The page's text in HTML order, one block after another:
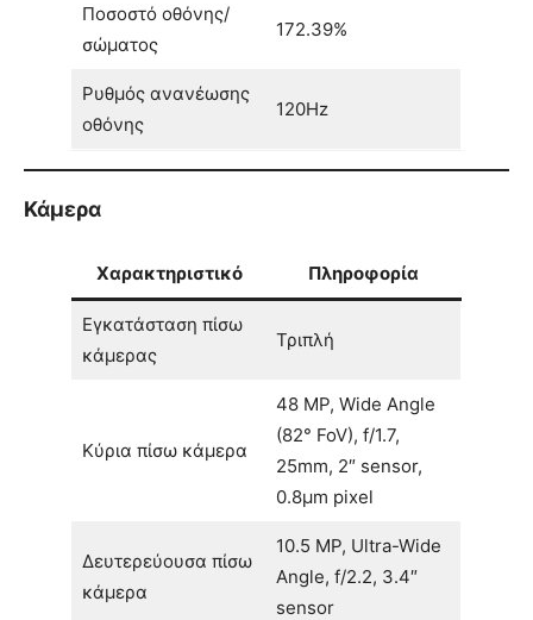
Ποσοστό οθόνης/
σώματος
172.39%
Ρυθμός ανανέωσης
οθόνης
120Hz
Κάμερα
Χαρακτηριστικό Πληροφορία
Εγκατάσταση πίσω
κάμερας
Τριπλή
Κύρια πίσω κάμερα
48 MP, Wide Angle
(82° FoV), f/1.7,
25mm, 2″ sensor,
0.8µm pixel
Δευτερεύουσα πίσω
κάμερα
10.5 MP, Ultra-Wide
Angle, f/2.2, 3.4″
sensor